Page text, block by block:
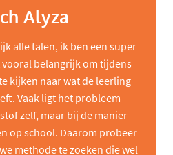
Alyza
alle talen, ik ben een super
belangrijk om tijdens
kijken naar wat de leerling
Vaak ligt het probleem
zelf, maar bij de manier
op school. Daarom probeer
methode te zoeken die wel